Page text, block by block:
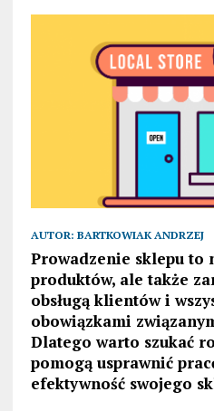
AUTOR: BARTKOWIAK ANDRZEJ
Prowadzenie sklepu to
produktów, ale także
obsługą klientów i
obowiązkami
Dlatego warto szukać
pomogą usprawnić
efektywność swojego